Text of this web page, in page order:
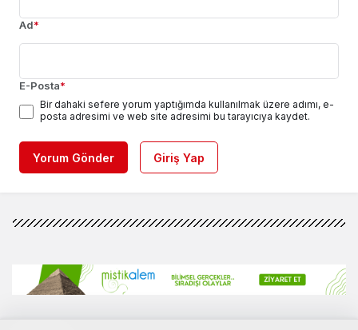
Ad*
E-Posta*
Bir dahaki sefere yorum yaptığımda kullanılmak üzere adımı, e-
posta adresimi ve web site adresimi bu tarayıcıya kaydet.
Yorum Gönder Giriş Yap